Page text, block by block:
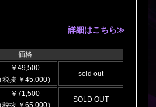
詳細はこちら≫
価格
￥49,500
（税抜 ￥45,000）
sold out
￥71,500
（税抜 ￥65,000）
SOLD OUT